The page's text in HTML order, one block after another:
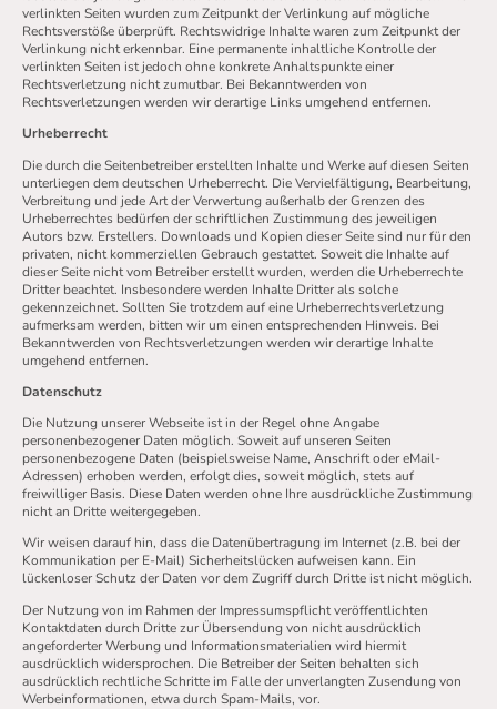
verlinkten Seiten wurden zum Zeitpunkt der Verlinkung auf mögliche
Rechtsverstöße überprüft. Rechtswidrige Inhalte waren zum Zeitpunkt der
Verlinkung nicht erkennbar. Eine permanente inhaltliche Kontrolle der
verlinkten Seiten ist jedoch ohne konkrete Anhaltspunkte einer
Rechtsverletzung nicht zumutbar. Bei Bekanntwerden von
Rechtsverletzungen werden wir derartige Links umgehend entfernen.
Urheberrecht
Die durch die Seitenbetreiber erstellten Inhalte und Werke auf diesen Seiten
unterliegen dem deutschen Urheberrecht. Die Vervielfältigung, Bearbeitung,
Verbreitung und jede Art der Verwertung außerhalb der Grenzen des
Urheberrechtes bedürfen der schriftlichen Zustimmung des jeweiligen
Autors bzw. Erstellers. Downloads und Kopien dieser Seite sind nur für den
privaten, nicht kommerziellen Gebrauch gestattet. Soweit die Inhalte auf
dieser Seite nicht vom Betreiber erstellt wurden, werden die Urheberrechte
Dritter beachtet. Insbesondere werden Inhalte Dritter als solche
gekennzeichnet. Sollten Sie trotzdem auf eine Urheberrechtsverletzung
aufmerksam werden, bitten wir um einen entsprechenden Hinweis. Bei
Bekanntwerden von Rechtsverletzungen werden wir derartige Inhalte
umgehend entfernen.
Datenschutz
Die Nutzung unserer Webseite ist in der Regel ohne Angabe
personenbezogener Daten möglich. Soweit auf unseren Seiten
personenbezogene Daten (beispielsweise Name, Anschrift oder eMail-
Adressen) erhoben werden, erfolgt dies, soweit möglich, stets auf
freiwilliger Basis. Diese Daten werden ohne Ihre ausdrückliche Zustimmung
nicht an Dritte weitergegeben.
Wir weisen darauf hin, dass die Datenübertragung im Internet (z.B. bei der
Kommunikation per E-Mail) Sicherheitslücken aufweisen kann. Ein
lückenloser Schutz der Daten vor dem Zugriff durch Dritte ist nicht möglich.
Der Nutzung von im Rahmen der Impressumspflicht veröffentlichten
Kontaktdaten durch Dritte zur Übersendung von nicht ausdrücklich
angeforderter Werbung und Informationsmaterialien wird hiermit
ausdrücklich widersprochen. Die Betreiber der Seiten behalten sich
ausdrücklich rechtliche Schritte im Falle der unverlangten Zusendung von
Werbeinformationen, etwa durch Spam-Mails, vor.